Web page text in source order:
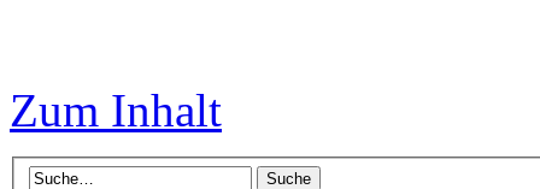
Zum Inhalt